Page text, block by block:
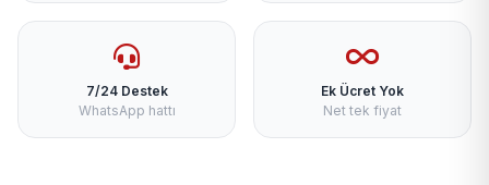
7/24 Destek
WhatsApp hattı
Ek Ücret Yok
Net tek fiyat